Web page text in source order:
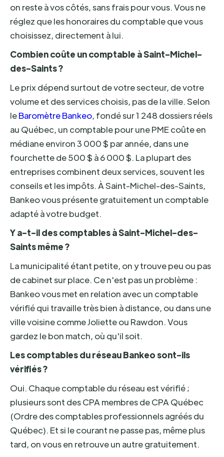
on reste à vos côtés, sans frais pour vous. Vous ne
réglez que les honoraires du comptable que vous
choisissez, directement à lui.
Combien coûte un comptable à Saint-Michel-
des-Saints ?
Le prix dépend surtout de votre secteur, de votre
volume et des services choisis, pas de la ville. Selon
leBaromètre Bankeo, fondé sur 1 248 dossiers réels
au Québec, un comptable pour une PME coûte en
médiane environ 3 000 $ par année, dans une
fourchette de 500 $ à 6 000 $. La plupart des
entreprises combinent deux services, souvent les
conseils et les impôts. À Saint-Michel-des-Saints,
Bankeo vous présente gratuitement un comptable
adapté à votre budget.
Y a-t-il des comptables à Saint-Michel-des-
Saints même ?
La municipalité étant petite, on y trouve peu ou pas
de cabinet sur place. Ce n'est pas un problème :
Bankeo vous met en relation avec un comptable
vérifié qui travaille très bien à distance, ou dans une
ville voisine comme Joliette ou Rawdon. Vous
gardez le bon match, où qu'il soit.
Les comptables du réseau Bankeo sont-ils
vérifiés ?
Oui. Chaque comptable du réseau est vérifié ;
plusieurs sont des CPA membres de CPA Québec
(Ordre des comptables professionnels agréés du
Québec). Et si le courant ne passe pas, même plus
tard, on vous en retrouve un autre gratuitement.